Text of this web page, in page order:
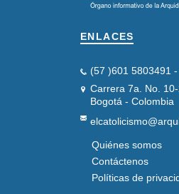
ENLACES
(57 )601 5803491
Carrera 7a. No.
Bogotá - Colombia
PIE
DE
PÁGINA
SEGUNDO
Quiénes somos
Contáctenos
Políticas de